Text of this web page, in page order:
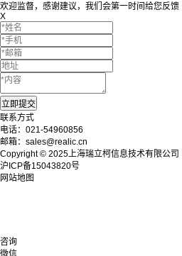
欢迎监督，感谢建议，我们会第一时间给您反馈
X
联系方式
电话：021-54960856
邮箱：sales@realic.cn
Copyright © 2025上海瑞立柯信息技术有限公司
沪ICP备15043820号
网站地图
咨询